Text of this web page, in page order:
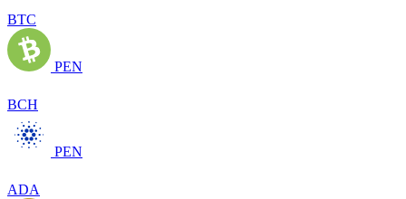
BTC
PEN
BCH
PEN
ADA